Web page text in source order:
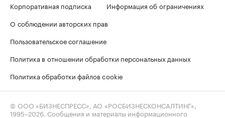
Корпоративная подписка
Информация об ограничениях
О соблюдении авторских прав
Пользовательское соглашение
Политика в отношении обработки персональных данных
Политика обработки файлов cookie
© ООО «БИЗНЕСПРЕСС», АО «РОСБИЗНЕСКОНСАЛТИНГ»,
1995–2026. Сообщения и материалы информационного